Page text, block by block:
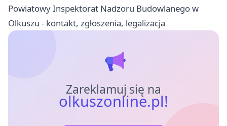
Powiatowy Inspektorat Nadzoru Budowlanego w
Olkuszu - kontakt, zgłoszenia, legalizacja
Zareklamuj się na
olkuszonline.pl!